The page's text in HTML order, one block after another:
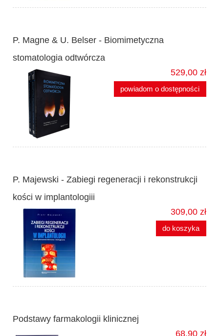
P. Magne & U. Belser - Biomimetyczna
stomatologia odtwórcza
529,00 zł
powiadom o dostępności
P. Majewski - Zabiegi regeneracji i rekonstrukcji
kości w implantologiii
309,00 zł
do koszyka
Podstawy farmakologii klinicznej
68,90 zł